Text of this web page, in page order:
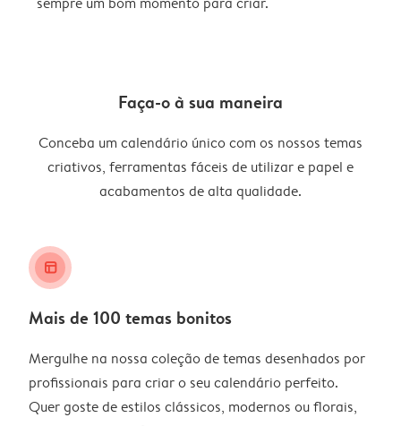
Faça-o à sua maneira
Conceba um calendário único com os nossos temas
criativos, ferramentas fáceis de utilizar e papel e
acabamentos de alta qualidade.
layout_alt
Mais de 100 temas bonitos
Mergulhe na nossa coleção de temas desenhados por
profissionais para criar o seu calendário perfeito.
Quer goste de estilos clássicos, modernos ou florais,